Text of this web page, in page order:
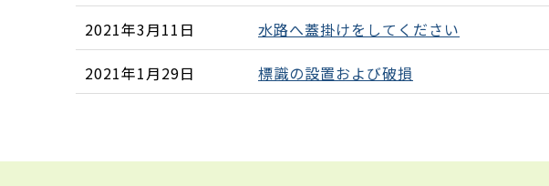
2021年3月11日
水路へ蓋掛けをしてください
2021年1月29日
標識の設置および破損